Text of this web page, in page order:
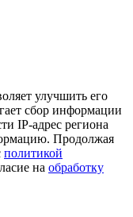
улучшить его
сбор информации
IP-адрес региона
Продолжая
политикой
на обработку